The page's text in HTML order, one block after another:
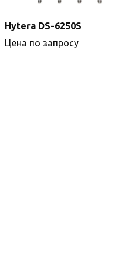
Подробнее
Hytera DS-6250S
Цена по запросу